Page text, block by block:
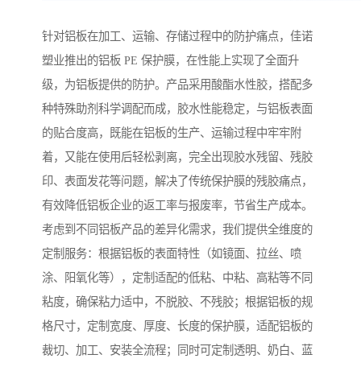
针对铝板在加工、运输、存储过程中的防护痛点，佳诺
塑业推出的铝板 PE 保护膜，在性能上实现了全面升
级，为铝板提供的防护。产品采用酸酯水性胶，搭配多
种特殊助剂科学调配而成，胶水性能稳定，与铝板表面
的贴合度高，既能在铝板的生产、运输过程中牢牢附
着，又能在使用后轻松剥离，完全出现胶水残留、残胶
印、表面发花等问题，解决了传统保护膜的残胶痛点，
有效降低铝板企业的返工率与报废率，节省生产成本。
考虑到不同铝板产品的差异化需求，我们提供全维度的
定制服务：根据铝板的表面特性（如镜面、拉丝、喷
涂、阳氧化等），定制适配的低粘、中粘、高粘等不同
粘度，确保粘力适中，不脱胶、不残胶；根据铝板的规
格尺寸，定制宽度、厚度、长度的保护膜，适配铝板的
裁切、加工、安装全流程；同时可定制透明、奶白、蓝